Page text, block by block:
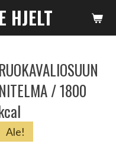
HJELT
RUOKAVALIOSUUN
NITELMA / 1800
Ale!